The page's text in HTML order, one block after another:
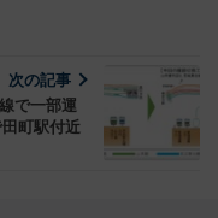
次の記事
で一部運
町駅付近